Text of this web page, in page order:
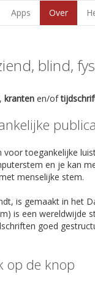
Apps Over
blind,
, kranten en/of
toegankelijke
en je kan
menselijke stem.
is gemaakt in het
is een wereldwijde
goed
op de knop